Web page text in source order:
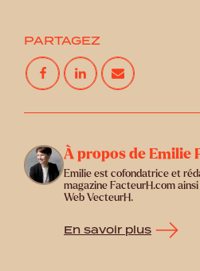
PARTAGEZ
À propos de Emilie
Emilie est cofondatrice et
magazine FacteurH.com
Web VecteurH.
En savoir plus